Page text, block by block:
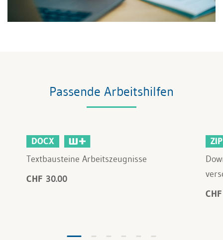
Passende Arbeitshilfen
DOCX
Textbausteine Arbeitszeugnisse
CHF 30.00
ZIP